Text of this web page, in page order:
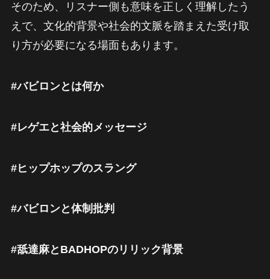
そのため、リスナー側も意味を正しく理解したう
えで、文化的背景や社会的文脈を踏まえた受け取
り方が必要になる場面もあります。
#バビロンとは何か
#レゲエと社会的メッセージ
#ヒップホップのスラング
#バビロンと体制批判
#舐達麻とBADHOPのリリック背景